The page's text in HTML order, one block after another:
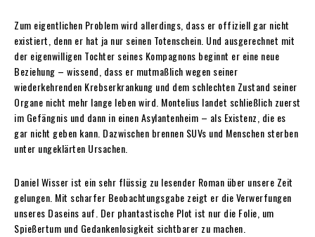
Zum eigentlichen Problem wird allerdings, dass er offiziell gar nicht
existiert, denn er hat ja nur seinen Totenschein. Und ausgerechnet mit
der eigenwilligen Tochter seines Kompagnons beginnt er eine neue
Beziehung – wissend, dass er mutmaßlich wegen seiner
wiederkehrenden Krebserkrankung und dem schlechten Zustand seiner
Organe nicht mehr lange leben wird. Montelius landet schließlich zuerst
im Gefängnis und dann in einen Asylantenheim – als Existenz, die es
gar nicht geben kann. Dazwischen brennen SUVs und Menschen sterben
unter ungeklärten Ursachen.
Daniel Wisser ist ein sehr flüssig zu lesender Roman über unsere Zeit
gelungen. Mit scharfer Beobachtungsgabe zeigt er die Verwerfungen
unseres Daseins auf. Der phantastische Plot ist nur die Folie, um
Spießertum und Gedankenlosigkeit sichtbarer zu machen.